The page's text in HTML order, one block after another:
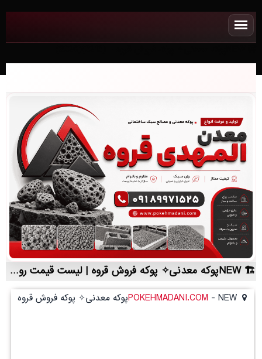
NEWپوکه معدنی✧ پوکه فروش قروه | لیست قیمت روز و خرید مستقیم ، مناسب تر از نمایندگی شهرستان ها
POKEHMADANI.COM - NEWپوکه معدنی✧ پوکه فروش قروه